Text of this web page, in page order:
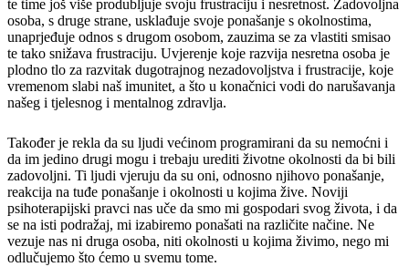
te time još više produbljuje svoju frustraciju i nesretnost. Zadovoljna
osoba, s druge strane, usklađuje svoje ponašanje s okolnostima,
unaprjeđuje odnos s drugom osobom, zauzima se za vlastiti smisao
te tako snižava frustraciju. Uvjerenje koje razvija nesretna osoba je
plodno tlo za razvitak dugotrajnog nezadovoljstva i frustracije, koje
vremenom slabi naš imunitet, a što u konačnici vodi do narušavanja
našeg i tjelesnog i mentalnog zdravlja.
Također je rekla da su ljudi većinom programirani da su nemoćni i
da im jedino drugi mogu i trebaju urediti životne okolnosti da bi bili
zadovoljni. Ti ljudi vjeruju da su oni, odnosno njihovo ponašanje,
reakcija na tuđe ponašanje i okolnosti u kojima žive. Noviji
psihoterapijski pravci nas uče da smo mi gospodari svog života, i da
se na isti podražaj, mi izabiremo ponašati na različite načine. Ne
vezuje nas ni druga osoba, niti okolnosti u kojima živimo, nego mi
odlučujemo što ćemo u svemu tome.